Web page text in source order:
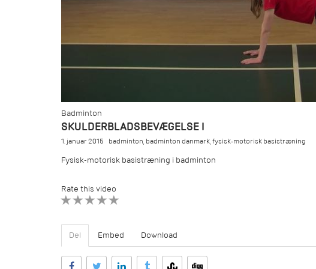
Badminton
SKULDERBLADSBEVÆGELSE I
1. januar 2015 badminton,badminton danmark,fysisk-motorisk basistræning
Fysisk-motorisk basistræning i badminton
Rate this video
Del Embed Download